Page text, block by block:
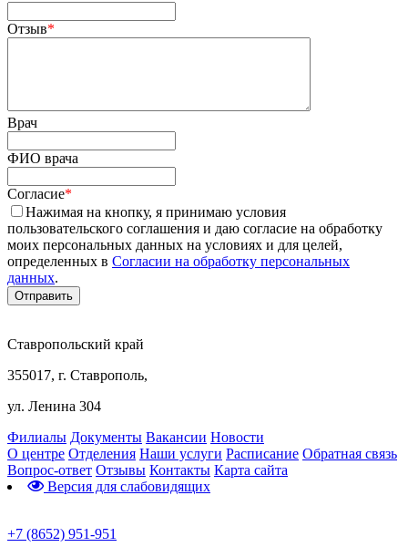
Отзыв*
Врач
ФИО врача
Согласие*
Нажимая на кнопку, я принимаю условия
пользовательского соглашения и даю согласие на обработку
моих персональных данных на условиях и для целей,
определенных в Согласии на обработку персональных
данных.
Ставропольский край
355017, г. Ставрополь,
ул. Ленина 304
Филиалы Документы Вакансии Новости
О центре Отделения Наши услуги Расписание Обратная связь
Вопрос-ответ Отзывы Контакты Карта сайта
Версия для слабовидящих
+7 (8652) 951-951